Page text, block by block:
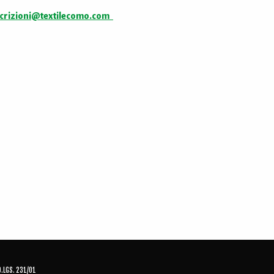
231/01